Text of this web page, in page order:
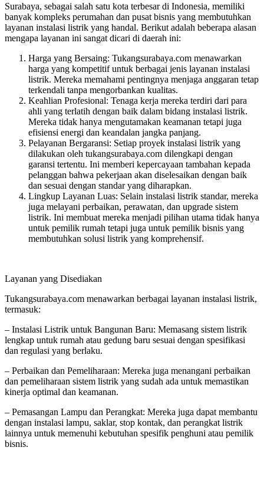
Surabaya, sebagai salah satu kota terbesar di Indonesia, memiliki
banyak kompleks perumahan dan pusat bisnis yang membutuhkan
layanan instalasi listrik yang handal. Berikut adalah beberapa alasan
mengapa layanan ini sangat dicari di daerah ini:
Harga yang Bersaing: Tukangsurabaya.com menawarkan
harga yang kompetitif untuk berbagai jenis layanan instalasi
listrik. Mereka memahami pentingnya menjaga anggaran tetap
terkendali tanpa mengorbankan kualitas.
Keahlian Profesional: Tenaga kerja mereka terdiri dari para
ahli yang terlatih dengan baik dalam bidang instalasi listrik.
Mereka tidak hanya mengutamakan keamanan tetapi juga
efisiensi energi dan keandalan jangka panjang.
Pelayanan Bergaransi: Setiap proyek instalasi listrik yang
dilakukan oleh tukangsurabaya.com dilengkapi dengan
garansi tertentu. Ini memberi kepercayaan tambahan kepada
pelanggan bahwa pekerjaan akan diselesaikan dengan baik
dan sesuai dengan standar yang diharapkan.
Lingkup Layanan Luas: Selain instalasi listrik standar, mereka
juga melayani perbaikan, perawatan, dan upgrade sistem
listrik. Ini membuat mereka menjadi pilihan utama tidak hanya
untuk pemilik rumah tetapi juga untuk pemilik bisnis yang
membutuhkan solusi listrik yang komprehensif.
Layanan yang Disediakan
Tukangsurabaya.com menawarkan berbagai layanan instalasi listrik,
termasuk:
– Instalasi Listrik untuk Bangunan Baru: Memasang sistem listrik
lengkap untuk rumah atau gedung baru sesuai dengan spesifikasi
dan regulasi yang berlaku.
– Perbaikan dan Pemeliharaan: Mereka juga menangani perbaikan
dan pemeliharaan sistem listrik yang sudah ada untuk memastikan
kinerja optimal dan keamanan.
– Pemasangan Lampu dan Perangkat: Mereka juga dapat membantu
dengan instalasi lampu, saklar, stop kontak, dan perangkat listrik
lainnya untuk memenuhi kebutuhan spesifik penghuni atau pemilik
bisnis.